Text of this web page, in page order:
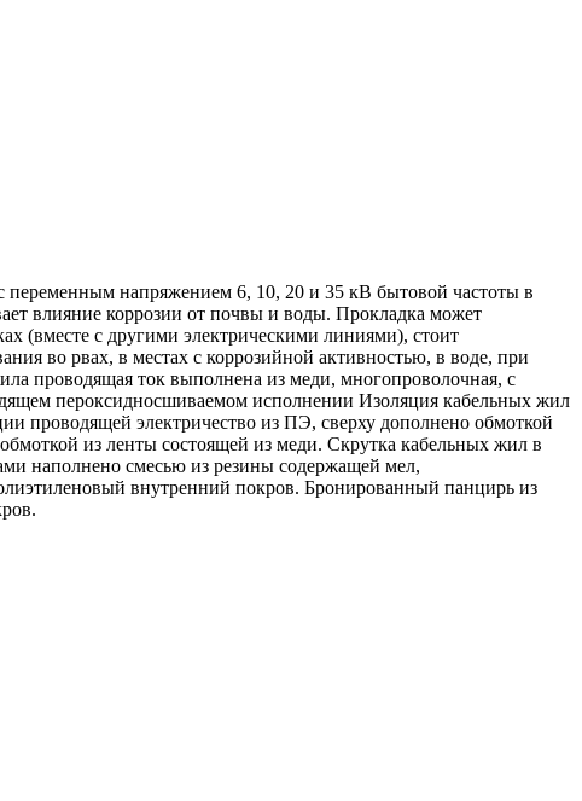
переменным напряжением 6, 10, 20 и 35 кВ бытовой частоты в
влияние коррозии от почвы и воды. Прокладка может
(вместе с другими электрическими линиями), стоит
во рвах, в местах с коррозийной активностью, в воде, при
проводящая ток выполнена из меди, многопроволочная, с
пероксидносшиваемом исполнении Изоляция кабельных жил
электричество из ПЭ, сверху дополнено обмоткой
из ленты состоящей из меди. Скрутка кабельных жил в
наполнено смесью из резины содержащей мел,
внутренний покров. Бронированный панцирь из